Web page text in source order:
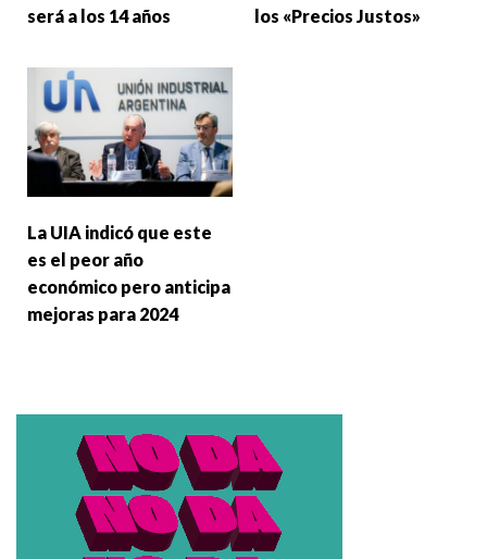
será a los 14 años
los «Precios Justos»
La UIA indicó que este
es el peor año
económico pero anticipa
mejoras para 2024